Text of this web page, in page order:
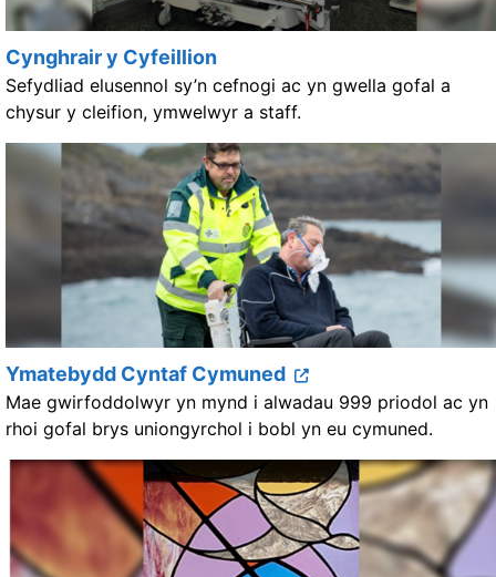
Cynghrair y Cyfeillion
Sefydliad elusennol sy’n cefnogi ac yn gwella gofal a
chysur y cleifion, ymwelwyr a staff.
Ymatebydd Cyntaf Cymuned
Mae gwirfoddolwyr yn mynd i alwadau 999 priodol ac yn
rhoi gofal brys uniongyrchol i bobl yn eu cymuned.